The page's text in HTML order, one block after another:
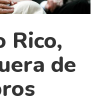
Rico,
de